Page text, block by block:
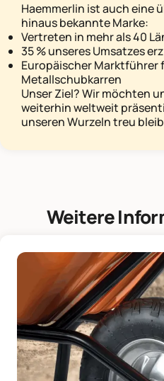
Haemmerlin ist auch eine
hinaus bekannte Marke:
Vertreten in mehr als 40
35 % unseres Umsatzes
Europäischer Marktführer
Metallschubkarren
Unser Ziel? Wir möchten
weiterhin weltweit
unseren Wurzeln treu
Weitere